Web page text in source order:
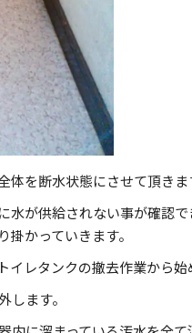
を断水状態にさせて頂きま
水が供給されない事が確認
かっていきます。
レタンクの撤去作業から始
ます。